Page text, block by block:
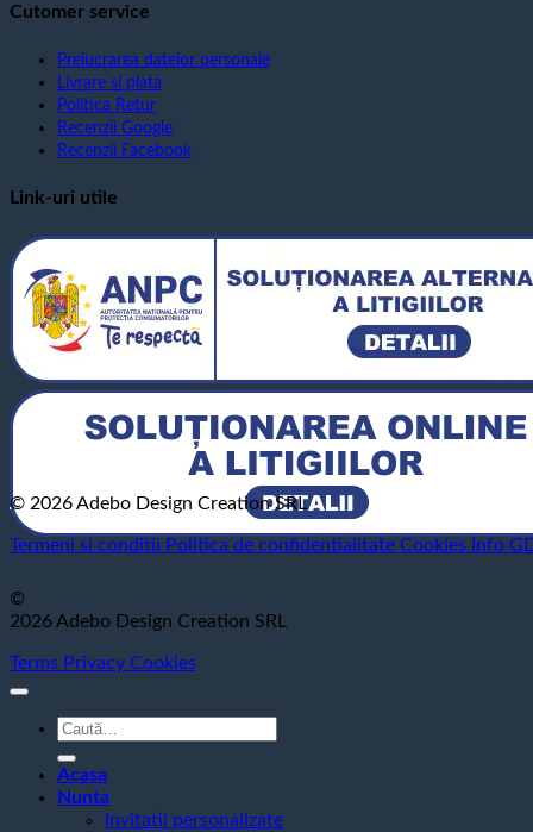
Cutomer service
Prelucrarea datelor personale
Livrare si plata
Politica Retur
Recenzii Google
Recenzii Facebook
Link-uri utile
© 2026 Adebo Design Creation SRL
Termeni si conditii Politica de confidentialitate Cookies Info
©
2026 Adebo Design Creation SRL
Terms Privacy Cookies
Caută
după:
Acasa
Nunta
Invitatii personalizate